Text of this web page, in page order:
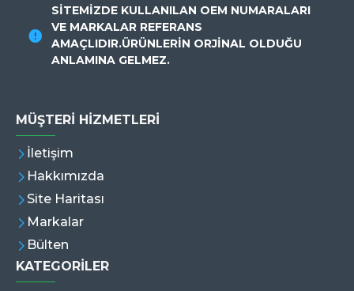
SİTEMİZDE KULLANILAN OEM NUMARALARI
VE MARKALAR REFERANS
AMAÇLIDIR.ÜRÜNLERİN ORJİNAL OLDUĞU
ANLAMINA GELMEZ.
MÜŞTERI HIZMETLERI
İletişim
Hakkımızda
Site Haritası
Markalar
Bülten
KATEGORİLER